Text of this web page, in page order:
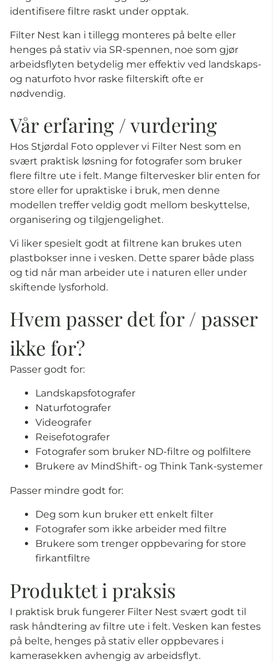
identifisere filtre raskt under opptak.
Filter Nest kan i tillegg monteres på belte eller
henges på stativ via SR-spennen, noe som gjør
arbeidsflyten betydelig mer effektiv ved landskaps-
og naturfoto hvor raske filterskift ofte er
nødvendig.
Vår erfaring / vurdering
Hos Stjørdal Foto opplever vi Filter Nest som en
svært praktisk løsning for fotografer som bruker
flere filtre ute i felt. Mange filtervesker blir enten for
store eller for upraktiske i bruk, men denne
modellen treffer veldig godt mellom beskyttelse,
organisering og tilgjengelighet.
Vi liker spesielt godt at filtrene kan brukes uten
plastbokser inne i vesken. Dette sparer både plass
og tid når man arbeider ute i naturen eller under
skiftende lysforhold.
Hvem passer det for / passer
ikke for?
Passer godt for:
Landskapsfotografer
Naturfotografer
Videografer
Reisefotografer
Fotografer som bruker ND-filtre og polfiltere
Brukere av MindShift- og Think Tank-systemer
Passer mindre godt for:
Deg som kun bruker ett enkelt filter
Fotografer som ikke arbeider med filtre
Brukere som trenger oppbevaring for store
firkantfiltre
Produktet i praksis
I praktisk bruk fungerer Filter Nest svært godt til
rask håndtering av filtre ute i felt. Vesken kan festes
på belte, henges på stativ eller oppbevares i
kamerasekken avhengig av arbeidsflyt.